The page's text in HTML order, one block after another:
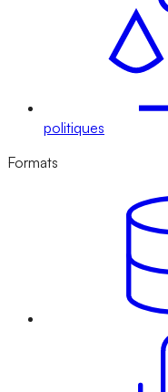
politiques
Formats